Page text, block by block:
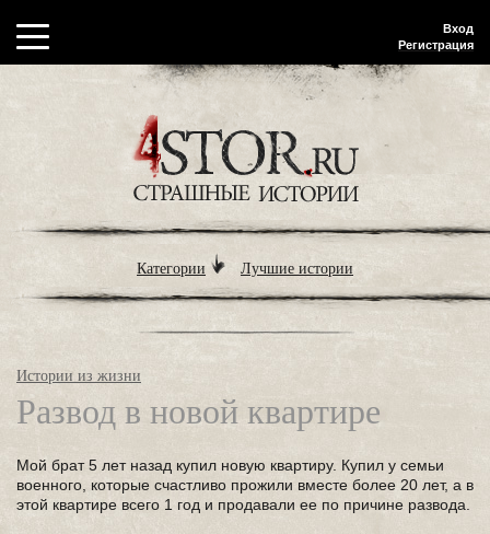
Вход
Регистрация
Категории Лучшие истории
Истории из жизни
Развод в новой квартире
Мой брат 5 лет назад купил новую квартиру. Купил у семьи
военного, которые счастливо прожили вместе более 20 лет, а в
этой квартире всего 1 год и продавали ее по причине развода.